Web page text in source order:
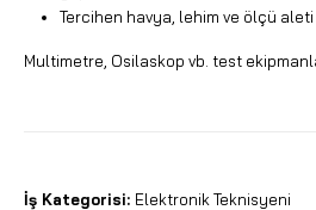
Tercihen havya, lehim ve ölçü
Multimetre, Osilaskop vb. test
İş Kategorisi: Elektronik Teknisyeni